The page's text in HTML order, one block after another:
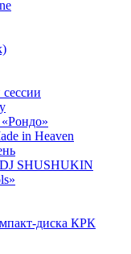
in Heaven
SHUSHUKIN
диска КРК